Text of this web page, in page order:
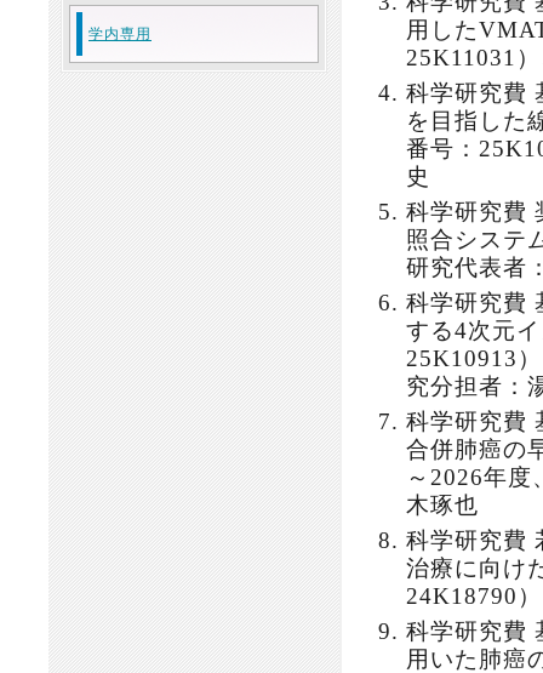
用した
25K11031
科学研究費
を目指した
番号：
史
科学研究費
照合システ
研究代表者
科学研究費
する4次元
25K10913
究分担者：
科学研究費
合併肺癌の
～2026年
木琢也
科学研究費
治療に向け
24K18790
科学研究費
用いた肺癌
学内専用